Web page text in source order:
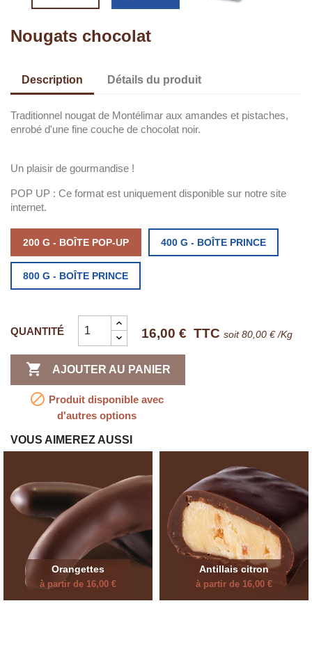
Nougats chocolat
Description Détails du produit
Traditionnel nougat de Montélimar aux amandes et pistaches,
enrobé d'une fine couche de chocolat noir.
Un plaisir de gourmandise !
POP UP : Ce format est uniquement disponible sur notre site
internet.
200 G - BOÎTE POP-UP 400 G - BOÎTE PRINCE
800 G - BOÎTE PRINCE
QUANTITÉ 16,00 € TTC soit 80,00 € /Kg
 AJOUTER AU PANIER
 Produit disponible avec
d'autres options
VOUS AIMEREZ AUSSI
Orangettes
à partir de 16,00 €
Antillais citron
à partir de 16,00 €